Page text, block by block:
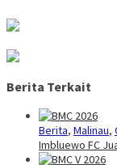
Berita Terkait
Berita, Malinau,
Imbluewo FC